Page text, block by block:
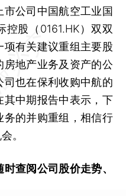
公司中国航空工业国
股（0161.HK）双双
有关建议重组主要股
地产业务及资产的公
也在保利收购中航的
中期报告中表示，下
的并购重组，相信行
。
时查阅公司股价走势、